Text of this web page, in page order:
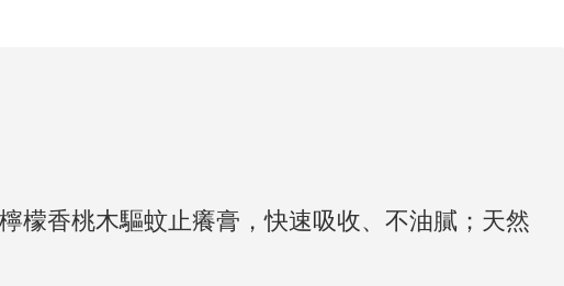
檬香桃木驅蚊止癢膏，快速吸收、不油膩；天然